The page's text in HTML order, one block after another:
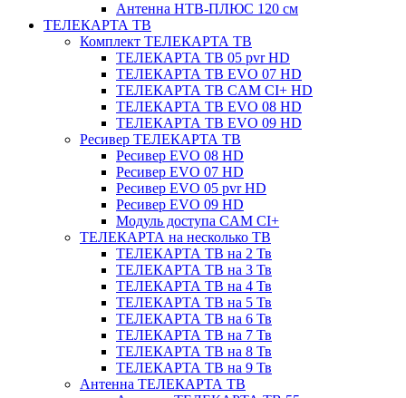
Антенна НТВ-ПЛЮС 120 см
ТЕЛЕКАРТА ТВ
Комплект ТЕЛЕКАРТА ТВ
ТЕЛЕКАРТА ТВ 05 pvr HD
ТЕЛЕКАРТА ТВ EVO 07 HD
ТЕЛЕКАРТА ТВ CAM CI+ HD
ТЕЛЕКАРТА ТВ EVO 08 HD
ТЕЛЕКАРТА ТВ EVO 09 HD
Ресивер ТЕЛЕКАРТА ТВ
Ресивер EVO 08 HD
Ресивер EVO 07 HD
Ресивер EVO 05 pvr HD
Ресивер EVO 09 HD
Модуль доступа CAM CI+
ТЕЛЕКАРТА на несколько ТВ
ТЕЛЕКАРТА ТВ на 2 Тв
ТЕЛЕКАРТА ТВ на 3 Тв
ТЕЛЕКАРТА ТВ на 4 Тв
ТЕЛЕКАРТА ТВ на 5 Тв
ТЕЛЕКАРТА ТВ на 6 Тв
ТЕЛЕКАРТА ТВ на 7 Тв
ТЕЛЕКАРТА ТВ на 8 Тв
ТЕЛЕКАРТА ТВ на 9 Тв
Антенна ТЕЛЕКАРТА ТВ